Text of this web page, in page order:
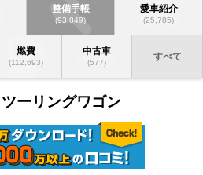
整備手帳
(93,849)
愛車紹介
(25,785)
燃費
(112,693)
中古車
(577)
すべて
ーリングワゴン